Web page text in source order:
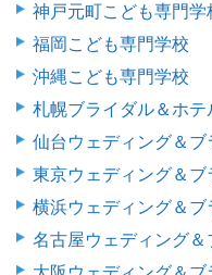
神戸元町こども専門学
福岡こども専門学校
沖縄こども専門学校
札幌ブライダル＆ホテ
仙台ウェディング＆
東京ウェディング＆
横浜ウェディング＆
名古屋ウェディング